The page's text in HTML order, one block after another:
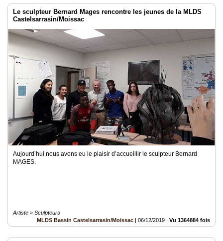
Le sculpteur Bernard Mages rencontre les jeunes de la MLDS
Castelsarrasin/Moissac
Aujourd’hui nous avons eu le plaisir d’accueillir le sculpteur Bernard
MAGES.
Artiste » Sculpteurs
MLDS Bassin Castelsarrasin/Moissac | 06/12/2019 | Vu 1364884 fois